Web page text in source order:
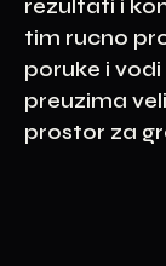
rezultati i
tim rucno
poruke i
preuzima
prostor za